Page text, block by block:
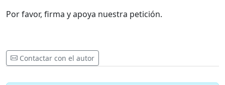
Por favor, firma y apoya nuestra petición.
Contactar con el autor